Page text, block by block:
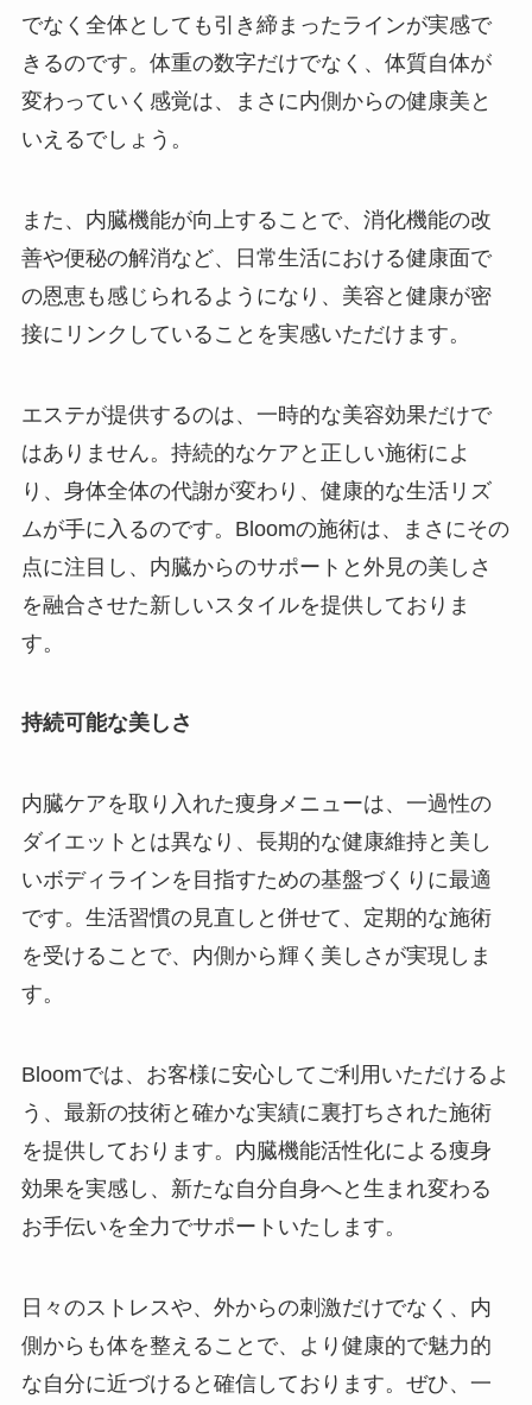
でなく全体としても引き締まったラインが実感で
きるのです。体重の数字だけでなく、体質自体が
変わっていく感覚は、まさに内側からの健康美と
いえるでしょう。
また、内臓機能が向上することで、消化機能の改
善や便秘の解消など、日常生活における健康面で
の恩恵も感じられるようになり、美容と健康が密
接にリンクしていることを実感いただけます。
エステが提供するのは、一時的な美容効果だけで
はありません。持続的なケアと正しい施術によ
り、身体全体の代謝が変わり、健康的な生活リズ
ムが手に入るのです。Bloomの施術は、まさにその
点に注目し、内臓からのサポートと外見の美しさ
を融合させた新しいスタイルを提供しておりま
す。
持続可能な美しさ
内臓ケアを取り入れた痩身メニューは、一過性の
ダイエットとは異なり、長期的な健康維持と美し
いボディラインを目指すための基盤づくりに最適
です。生活習慣の見直しと併せて、定期的な施術
を受けることで、内側から輝く美しさが実現しま
す。
Bloomでは、お客様に安心してご利用いただけるよ
う、最新の技術と確かな実績に裏打ちされた施術
を提供しております。内臓機能活性化による痩身
効果を実感し、新たな自分自身へと生まれ変わる
お手伝いを全力でサポートいたします。
日々のストレスや、外からの刺激だけでなく、内
側からも体を整えることで、より健康的で魅力的
な自分に近づけると確信しております。ぜひ、一